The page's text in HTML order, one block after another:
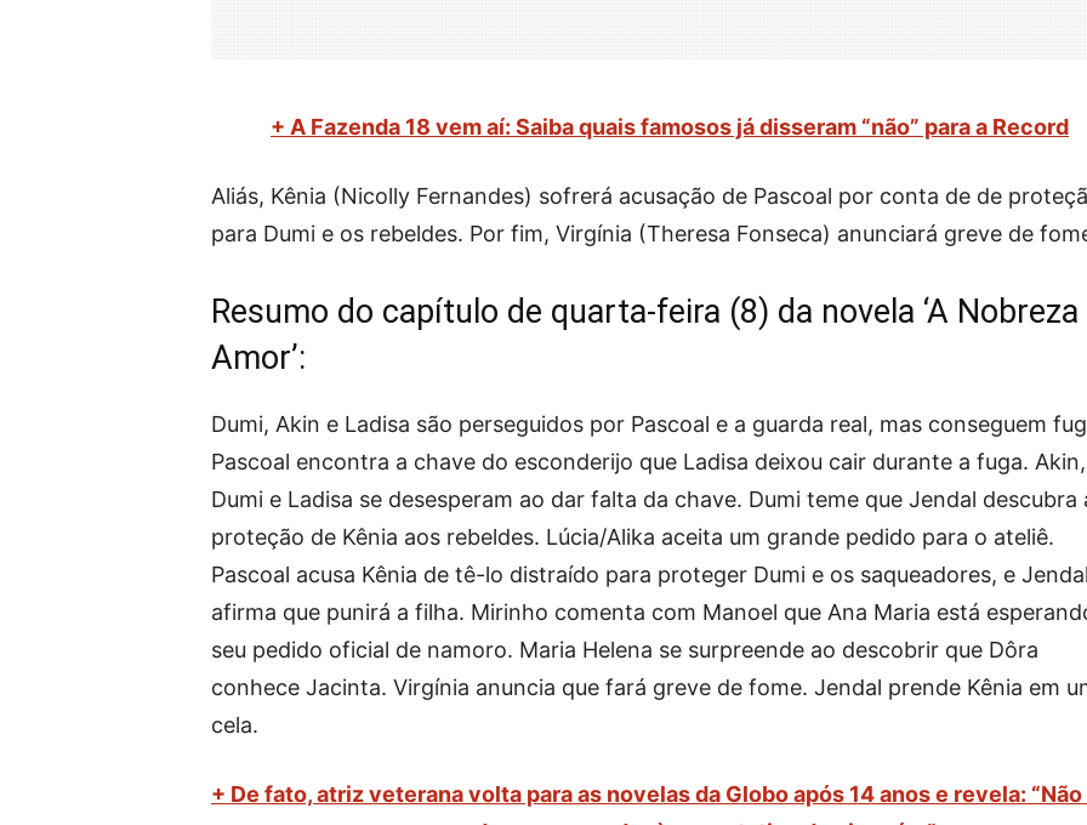
+ A Fazenda 18 vem aí: Saiba quais famosos já disseram “não” para a Record
Aliás, Kênia (Nicolly Fernandes) sofrerá acusação de Pascoal por conta de de
para Dumi e os rebeldes. Por fim, Virgínia (Theresa Fonseca) anunciará greve de
Resumo do capítulo de quarta-feira (8) da novela ‘A Nobreza
Amor’:
Dumi, Akin e Ladisa são perseguidos por Pascoal e a guarda real, mas conseguem
Pascoal encontra a chave do esconderijo que Ladisa deixou cair durante a fuga. Akin,
Dumi e Ladisa se desesperam ao dar falta da chave. Dumi teme que Jendal descubra
proteção de Kênia aos rebeldes. Lúcia/Alika aceita um grande pedido para o ateliê.
Pascoal acusa Kênia de tê-lo distraído para proteger Dumi e os saqueadores, e Jendal
afirma que punirá a filha. Mirinho comenta com Manoel que Ana Maria está
seu pedido oficial de namoro. Maria Helena se surpreende ao descobrir que Dôra
conhece Jacinta. Virgínia anuncia que fará greve de fome. Jendal prende Kênia em
cela.
+ De fato, atriz veterana volta para as novelas da Globo após 14 anos e revela: